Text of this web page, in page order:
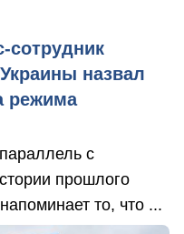
сотрудник
назвал
режима
с
прошлого
то, что ...